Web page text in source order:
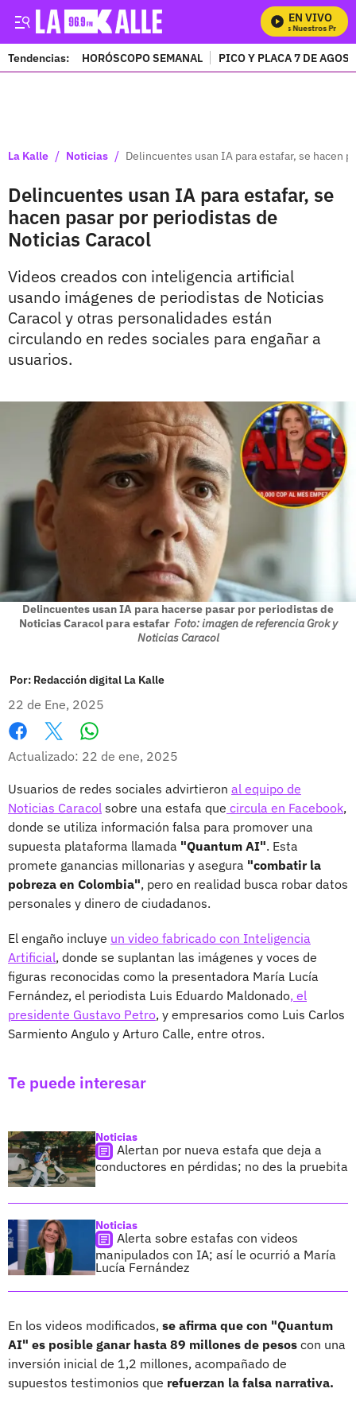
EN VIVO
Mira Todos Nuestros
Tendencias: HORÓSCOPO SEMANAL PICO Y PLACA 7 DE
La Kalle / Noticias / Delincuentes usan IA para estafar, se hacen
Delincuentes usan IA para estafar, se
hacen pasar por periodistas de
Noticias Caracol
Videos creados con inteligencia artificial
usando imágenes de periodistas de Noticias
Caracol y otras personalidades están
circulando en redes sociales para engañar a
usuarios.
Delincuentes usan IA para hacerse pasar por periodistas de
Noticias Caracol para estafar Foto: imagen de referencia Grok y
Noticias Caracol
Por: Redacción digital La Kalle
22 de Ene, 2025
Facebook
X
Actualizado: 22 de ene, 2025
Usuarios de redes sociales advirtieron al equipo de
Noticias Caracol sobre una estafa que circula en Facebook,
donde se utiliza información falsa para promover una
supuesta plataforma llamada "Quantum AI". Esta
promete ganancias millonarias y asegura "combatir la
pobreza en Colombia", pero en realidad busca robar datos
personales y dinero de ciudadanos.
El engaño incluye un video fabricado con Inteligencia
Artificial, donde se suplantan las imágenes y voces de
figuras reconocidas como la presentadora María Lucía
Fernández, el periodista Luis Eduardo Maldonado, el
presidente Gustavo Petro, y empresarios como Luis Carlos
Sarmiento Angulo y Arturo Calle, entre otros.
Te puede interesar
Noticias
Alertan por nueva estafa que deja a
conductores en pérdidas; no des la pruebita
Noticias
Alerta sobre estafas con videos
manipulados con IA; así le ocurrió a María
Lucía Fernández
En los videos modificados, se afirma que con "Quantum
AI" es posible ganar hasta 89 millones de pesos con una
inversión inicial de 1,2 millones, acompañado de
supuestos testimonios que refuerzan la falsa narrativa.